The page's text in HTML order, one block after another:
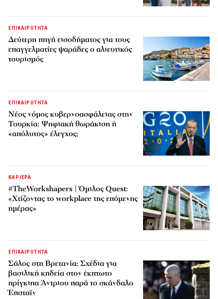
ΕΠΙΚΑΙΡΟΤΗΤΑ
Δεύτερη πηγή εισοδήματος για τους
επαγγελματίες ψαράδες ο αλιευτικός
τουρισμός
ΕΠΙΚΑΙΡΟΤΗΤΑ
Νέος νόμος κυβερνοασφάλειας στην
Τουρκία: Ψηφιακή θωράκιση ή
«απόλυτος» έλεγχος;
ΚΑΡΙΕΡΑ
#TheWorkshapers | Όμιλος Quest:
«Χτίζοντας το workplace της επόμενης
ημέρας»
ΕΠΙΚΑΙΡΟΤΗΤΑ
Σάλος στη Βρετανία: Σχέδια για
βασιλική κηδεία στον έκπτωτο
πρίγκιπα Άντριου παρά το σκάνδαλο
Έπσταϊν